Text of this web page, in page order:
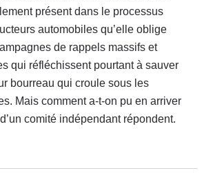
présent dans le processus
automobiles qu’elle oblige
de rappels massifs et
qui réfléchissent pourtant à sauver
bourreau qui croule sous les
Mais comment a-t-on pu en arriver
comité indépendant répondent.